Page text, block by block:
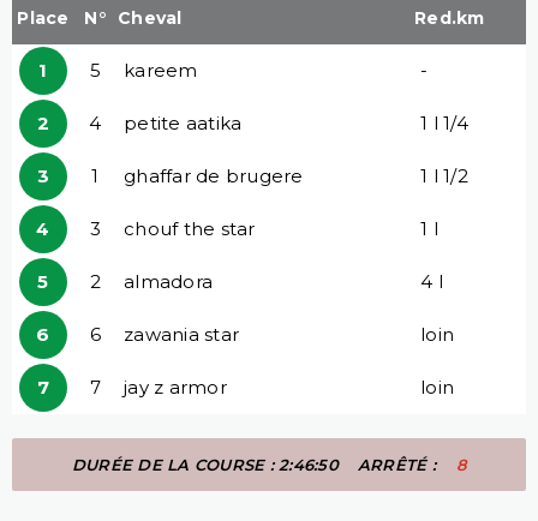
Place N° Cheval Red.km
1 5 kareem -
2 4 petite aatika 1 l 1/4
3 1 ghaffar de brugere 1 l 1/2
4 3 chouf the star 1 l
5 2 almadora 4 l
6 6 zawania star loin
7 7 jay z armor loin
DURÉE DE LA COURSE : 2:46:50 ARRÊTÉ : 8